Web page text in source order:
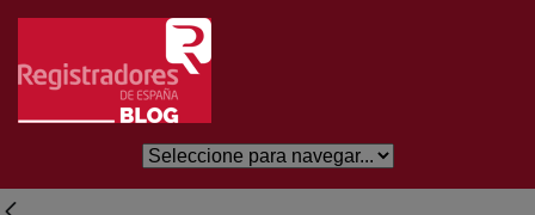
Skip to Main Content